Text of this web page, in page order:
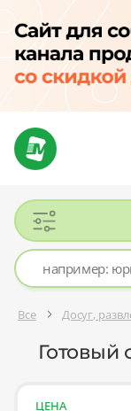
Все Досуг,
Готовый
ЦЕНА